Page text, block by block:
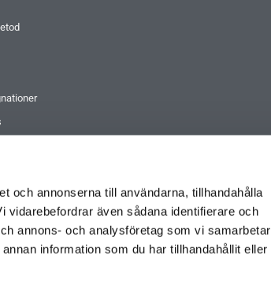
och annonserna till användarna, tillhandahålla
även sådana identifierare och
annons- och analysföretag som vi samarbetar
information som du har tillhandahållit eller